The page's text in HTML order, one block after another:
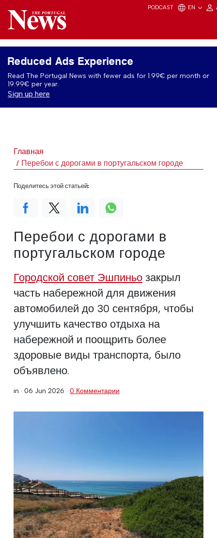
PODCAST EN
Reduced Ads Experience
Read The Portugal News with fewer ads for 1.99€ per month or
19.99€ per year.
Sign up here
Главная
Перебои с дорогами в португальском городе
Перебои с дорогами в
португальском городе
Городской совет Эшпиньо закрыл
часть набережной для движения
автомобилей до 30 сентября, чтобы
улучшить качество отдыха на
набережной и поощрить более
здоровые виды транспорта, было
объявлено.
in · 06 Jun 2026 · 0 Комментарии
Поделитесь этой статьей: